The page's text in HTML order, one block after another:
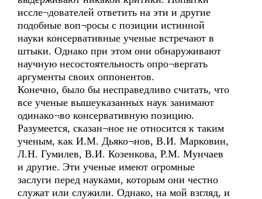
иссле¬дователей ответить на эти и другие
подобные воп¬росы с позиции истинной
науки консервативные ученые встречают в
штыки. Однако при этом они обнаруживают
научную несостоятельность опро¬вергать
аргументы своих оппонентов.
Конечно, было бы несправедливо считать, что
все ученые вышеуказанных наук занимают
одинако¬во консервативную позицию.
Разумеется, сказан¬ное не относится к таким
ученым, как И.М. Дьяко¬нов, В.И. Марковин,
Л.Н. Гумилев, В.И. Козенкова, Р.М. Мунчаев
и другие. Эти ученые имеют огромные
заслуги перед науками, которым они честно
служат или служили. Однако, на мой взгляд, и